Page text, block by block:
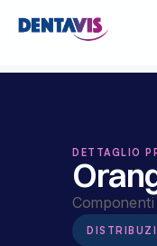
DETTAGLIO